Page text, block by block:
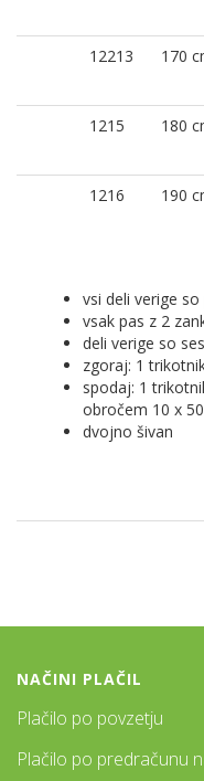
12213 170
1215 180
1216 190
vsi deli verige
vsak pas z 2
deli verige so
zgoraj: 1
spodaj: 1
obročem 10 x
dvojno šivan
NAČINI PLAČIL
Plačilo po povzetju
Plačilo po predračunu